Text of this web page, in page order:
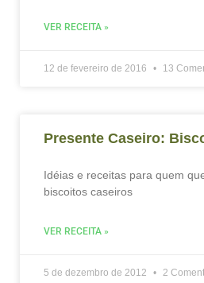
VER RECEITA »
12 de fevereiro de 2016 13
Presente Caseiro:
Idéias e receitas para quem
biscoitos caseiros
VER RECEITA »
5 de dezembro de 2012 2